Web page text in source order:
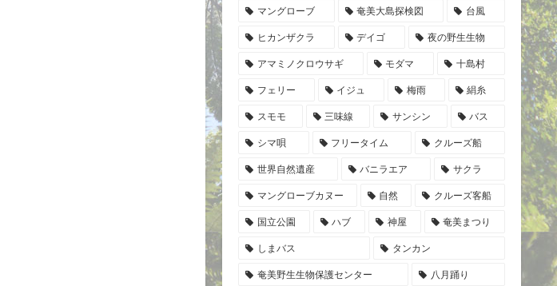
マングローブ 奄美大島探検図 台風
ヒカンザクラ デイゴ 夜の野生生物
アマミノクロウサギ モダマ 十島村
フェリー イジュ 梅雨 絹糸
スモモ 三味線 サンシン バス
シマ唄 フリータイム クルーズ船
世界自然遺産 バニラエア サクラ
マングローブカヌー 自然 クルーズ客船
国立公園 ハブ 神屋 奄美まつり
しまバス タンカン
奄美野生生物保護センター 八月踊り